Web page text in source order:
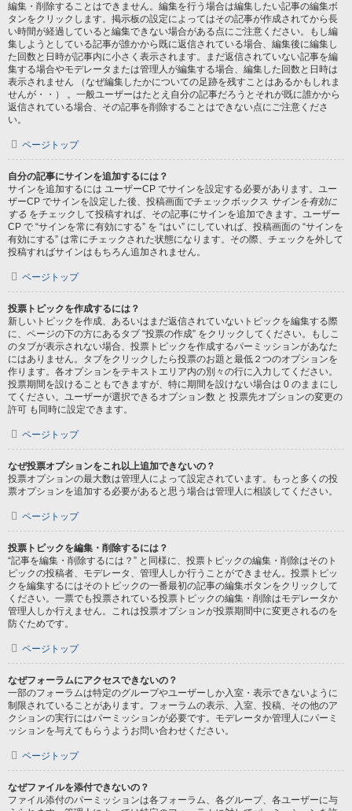
編集・削除することはできません。編集を行う場合は編集したい記事の編集ボ
タンをクリックします。掲示板の設定によってはその記事が作成されてから長
い時間が経過していると編集できない場合がある点にご注意ください。もし編
集しようとしている記事が誰かから既に返信されている場合、編集後に編集し
た回数と日時が記事内に小さく表示されます。まだ返信されていない記事を編
集する場合やモデレータまたは管理人が編集する場合、編集した回数と日時は
表示されません （なぜ編集したかについての足跡を残すことはあるかもしれま
せんが・・） 。一般ユーザーはたとえ自分の記事だろうとそれが既に誰かから
返信されている場合、その記事を削除することはできない点にご注意くださ
い。
ページトップ
自分の記事にサインを追加するには？
サインを追加するには ユーザーCP でサインを設定する必要があります。ユー
ザーCP でサインを設定した後、投稿画面でチェックボックス サインを有効に
する をチェックして投稿すれば、その記事にサインを追加できます。ユーザー
CP で “サインを常に有効にする” を “はい” にしていれば、投稿画面の “サインを
有効にする” は常にチェックされた状態になります。その際、チェックを外して
投稿すればサインはもちろん追加されません。
ページトップ
投票トピックを作成するには？
新しいトピックを作成、あるいはまだ返信されていないトピックを編集する際
に、ページの下の方にあるタブ “投票の作成” をクリックしてください。もしこ
のタブが表示されない場合、投票トピックを作成するパーミッションがあなた
にはありません。タブをクリックしたら投票のお題と最低２つのオプションを
作ります。各オプションをテキストエリア内の別々の行に入力してください。
投票期間を設けることもできますが、特に期間を設けない場合は 0 のままにし
てください。ユーザーが選択できるオプション数 と 投票先オプションの変更の
許可 も同時に設定できます。
ページトップ
なぜ投票オプションをこれ以上追加できないの？
投票オプションの最大数は管理人によって設定されています。もっと多くの投
票オプションを追加する必要があると思う場合は管理人に相談してください。
ページトップ
投票トピックを編集・削除するには？
“記事を編集・削除するには？” と同様に、投票トピックの編集・削除はそのト
ピックの投稿者、モデレータ、管理人しか行うことができません。投票トピッ
クを編集するにはそのトピックの一番最初の記事の編集ボタンをクリックして
ください。一票でも投票されている投票トピックの編集・削除はモデレータか
管理人しか行えません。これは投票オプションが投票期間中に変更されるのを
防ぐためです。
ページトップ
なぜフォーラムにアクセスできないの？
一部のフォーラムは特定のグループやユーザーしか入室・表示できないように
制限されていることがあります。フォーラムの表示、入室、投稿、その他のア
クションの実行にはパーミッションが必要です。モデレータか管理人にパーミ
ッションを与えてもらうようお問い合わせください。
ページトップ
なぜファイルを添付できないの？
ファイル添付のパーミッションは各フォーラム、各グループ、各ユーザーに与